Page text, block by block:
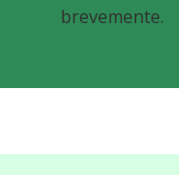
brevemente.